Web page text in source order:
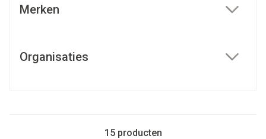
Merken
Organisaties
15producten